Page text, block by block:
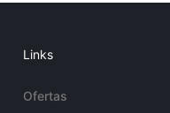
Links
Ofertas